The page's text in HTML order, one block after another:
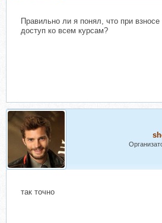
Правильно ли я понял, что при
доступ ко всем курсам?
так точно